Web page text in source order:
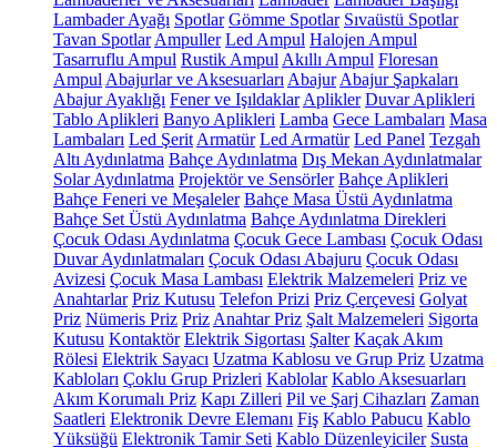
Lambader Ayağı Spotlar Gömme Spotlar Sıvaüstü Spotlar
Tavan Spotlar Ampuller Led Ampul Halojen Ampul
Tasarruflu Ampul Rustik Ampul Akıllı Ampul Floresan
Ampul Abajurlar ve Aksesuarları Abajur Abajur Şapkaları
Abajur Ayaklığı Fener ve Işıldaklar Aplikler Duvar Aplikleri
Tablo Aplikleri Banyo Aplikleri Lamba Gece Lambaları Masa
Lambaları Led Şerit Armatür Led Armatür Led Panel Tezgah
Altı Aydınlatma Bahçe Aydınlatma Dış Mekan Aydınlatmalar
Solar Aydınlatma Projektör ve Sensörler Bahçe Aplikleri
Bahçe Feneri ve Meşaleler Bahçe Masa Üstü Aydınlatma
Bahçe Set Üstü Aydınlatma Bahçe Aydınlatma Direkleri
Çocuk Odası Aydınlatma Çocuk Gece Lambası Çocuk Odası
Duvar Aydınlatmaları Çocuk Odası Abajuru Çocuk Odası
Avizesi Çocuk Masa Lambası Elektrik Malzemeleri Priz ve
Anahtarlar Priz Kutusu Telefon Prizi Priz Çerçevesi Golyat
Priz Nümeris Priz Priz Anahtar Priz Şalt Malzemeleri Sigorta
Kutusu Kontaktör Elektrik Sigortası Şalter Kaçak Akım
Rölesi Elektrik Sayacı Uzatma Kablosu ve Grup Priz Uzatma
Kabloları Çoklu Grup Prizleri Kablolar Kablo Aksesuarları
Akım Korumalı Priz Kapı Zilleri Pil ve Şarj Cihazları Zaman
Saatleri Elektronik Devre Elemanı Fiş Kablo Pabucu Kablo
Yüksüğü Elektronik Tamir Seti Kablo Düzenleyiciler Susta